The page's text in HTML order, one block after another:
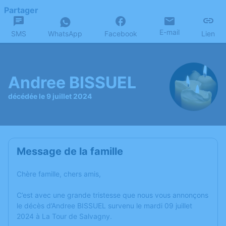
Partager
SMS WhatsApp Facebook E-mail Lien
Andree BISSUEL
décédée le 9 juillet 2024
Message de la famille
Chère famille, chers amis,
C’est avec une grande tristesse que nous vous annonçons
le décès d’Andree BISSUEL survenu le mardi 09 juillet
2024 à La Tour de Salvagny.